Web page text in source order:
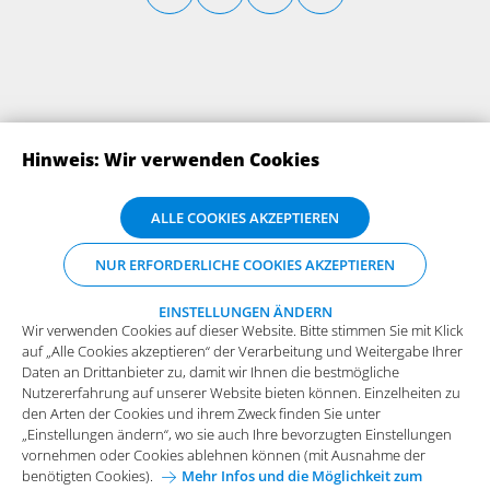
ABONNIEREN SIE UNSERE NEWSLETTER
Impressum Datenschutz
Wir verwenden Cookies auf dieser Website. Bitte stimmen Sie mit Klick
auf „Alle Cookies akzeptieren“ der Verarbeitung und Weitergabe Ihrer
Daten an Drittanbieter zu, damit wir Ihnen die bestmögliche
Nutzererfahrung auf unserer Website bieten können. Einzelheiten zu
den Arten der Cookies und ihrem Zweck finden Sie unter
„Einstellungen ändern“, wo sie auch Ihre bevorzugten Einstellungen
vornehmen oder Cookies ablehnen können (mit Ausnahme der
benötigten Cookies).
Mehr Infos und die Möglichkeit zum
Hinweis: Wir verwenden Cookies
ALLE COOKIES AKZEPTIEREN
NUR ERFORDERLICHE COOKIES AKZEPTIEREN
EINSTELLUNGEN ÄNDERN
Wir verwenden Cookies auf dieser Website. Bitte stimmen Sie mit Klick
auf „Alle Cookies akzeptieren“ der Verarbeitung und Weitergabe Ihrer
Daten an Drittanbieter zu, damit wir Ihnen die bestmögliche
Nutzererfahrung auf unserer Website bieten können. Einzelheiten zu
den Arten der Cookies und ihrem Zweck finden Sie unter
„Einstellungen ändern“, wo sie auch Ihre bevorzugten Einstellungen
vornehmen oder Cookies ablehnen können (mit Ausnahme der
benötigten Cookies).
Mehr Infos und die Möglichkeit zum
Widerspruch.
Funktionale Cookies
Diese Cookies sind essenziell wichtig für die einwandfreie
Funktion der Website.